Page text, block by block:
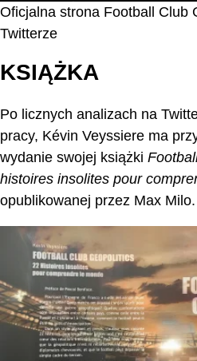
Oficjalna strona Football Club
Twitterze
KSIĄŻKA
Po licznych analizach na
pracy, Kévin Veyssiere ma
wydanie swojej książki
histoires insolites pour
opublikowanej przez Max Milo.